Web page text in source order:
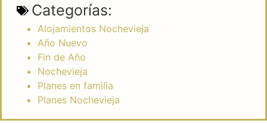
Categorías:
Alojamientos Nochevieja
Año Nuevo
Fin de Año
Nochevieja
Planes en familia
Planes Nochevieja